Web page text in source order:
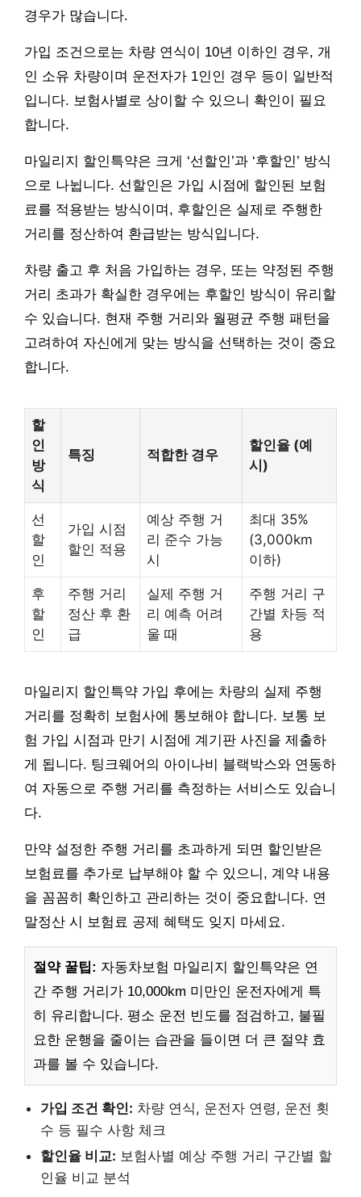
경우가 많습니다.
가입 조건으로는 차량 연식이 10년 이하인 경우, 개
인 소유 차량이며 운전자가 1인인 경우 등이 일반적
입니다. 보험사별로 상이할 수 있으니 확인이 필요
합니다.
마일리지 할인특약은 크게 ‘선할인’과 ‘후할인’ 방식
으로 나뉩니다. 선할인은 가입 시점에 할인된 보험
료를 적용받는 방식이며, 후할인은 실제로 주행한
거리를 정산하여 환급받는 방식입니다.
차량 출고 후 처음 가입하는 경우, 또는 약정된 주행
거리 초과가 확실한 경우에는 후할인 방식이 유리할
수 있습니다. 현재 주행 거리와 월평균 주행 패턴을
고려하여 자신에게 맞는 방식을 선택하는 것이 중요
합니다.
할
인
방
식
특징 적합한 경우
할인율 (예
시)
선
할
인
가입 시점
할인 적용
예상 주행 거
리 준수 가능
시
최대 35%
(3,000km
이하)
후
할
인
주행 거리
정산 후 환
급
실제 주행 거
리 예측 어려
울 때
주행 거리 구
간별 차등 적
용
마일리지 할인특약 가입 후에는 차량의 실제 주행
거리를 정확히 보험사에 통보해야 합니다. 보통 보
험 가입 시점과 만기 시점에 계기판 사진을 제출하
게 됩니다. 팅크웨어의 아이나비 블랙박스와 연동하
여 자동으로 주행 거리를 측정하는 서비스도 있습니
다.
만약 설정한 주행 거리를 초과하게 되면 할인받은
보험료를 추가로 납부해야 할 수 있으니, 계약 내용
을 꼼꼼히 확인하고 관리하는 것이 중요합니다. 연
말정산 시 보험료 공제 혜택도 잊지 마세요.
절약 꿀팁: 자동차보험 마일리지 할인특약은 연
간 주행 거리가 10,000km 미만인 운전자에게 특
히 유리합니다. 평소 운전 빈도를 점검하고, 불필
요한 운행을 줄이는 습관을 들이면 더 큰 절약 효
과를 볼 수 있습니다.
가입 조건 확인: 차량 연식, 운전자 연령, 운전 횟
수 등 필수 사항 체크
할인율 비교: 보험사별 예상 주행 거리 구간별 할
인율 비교 분석